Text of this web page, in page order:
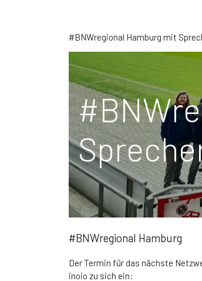
#BNWregional Hamburg mit
#BNWregional Hamburg
Der Termin für das nächste
inoio zu sich ein: